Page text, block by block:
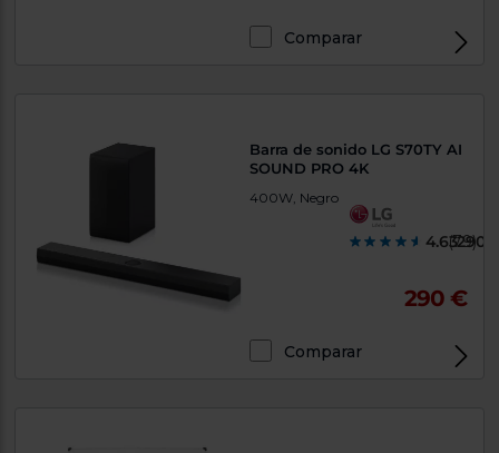
Comparar
Barra de sonido LG S70TY AI
SOUND PRO 4K
400W, Negro
(79)
290 €
Comparar